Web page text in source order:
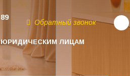
ЮРИДИЧЕСКИМ ЛИЦАМ
Обратный звонок